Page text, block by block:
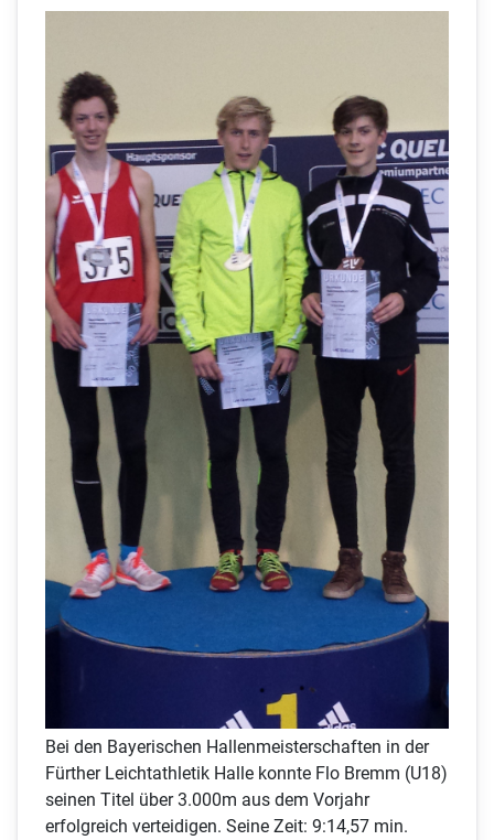
Bei den Bayerischen Hallenmeisterschaften in der
Fürther Leichtathletik Halle konnte Flo Bremm (U18)
seinen Titel über 3.000m aus dem Vorjahr
erfolgreich verteidigen. Seine Zeit: 9:14,57 min.